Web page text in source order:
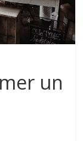
un